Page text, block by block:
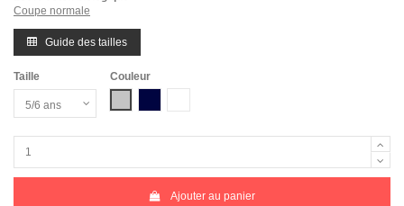
Coupe normale
Guide des tailles
Taille
Couleur
Ajouter au panier